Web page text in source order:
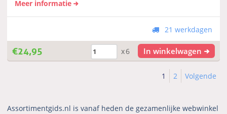
Meer informatie
21 werkdagen
€24,95 x6 In winkelwagen
1 2 Volgende
Assortimentgids.nl is vanaf heden de gezamenlijke webwinkel